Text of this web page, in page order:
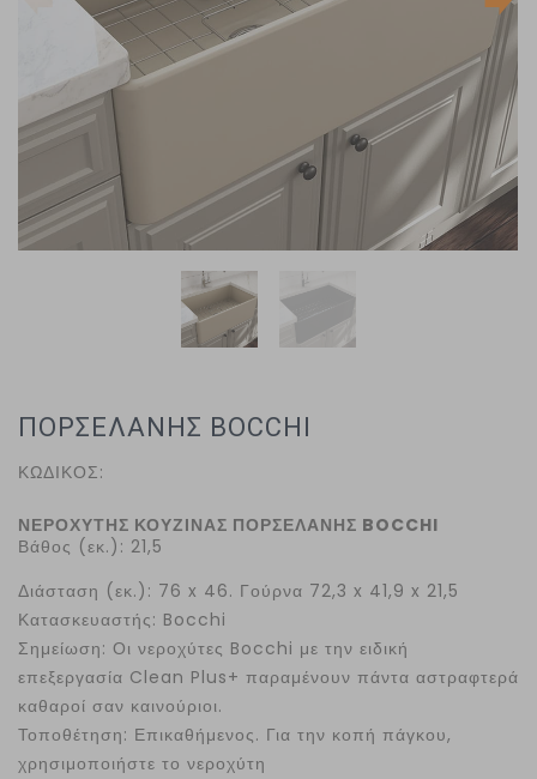
ΠΟΡΣΕΛΑΝΗΣ BOCCHI
ΚΩΔΙΚΟΣ:
ΝΕΡΟΧΥΤΗΣ ΚΟΥΖΙΝΑΣ ΠΟΡΣΕΛΑΝΗΣ BOCCHI
Βάθος (εκ.): 21,5
Διάσταση (εκ.): 76 x 46. Γούρνα 72,3 x 41,9 x 21,5
Κατασκευαστής: Bocchi
Σημείωση: Οι νεροχύτες Bocchi με την ειδική
επεξεργασία Clean Plus+ παραμένουν πάντα αστραφτερά
καθαροί σαν καινούριοι.
Τοποθέτηση: Επικαθήμενος. Για την κοπή πάγκου,
χρησιμοποιήστε το νεροχύτη